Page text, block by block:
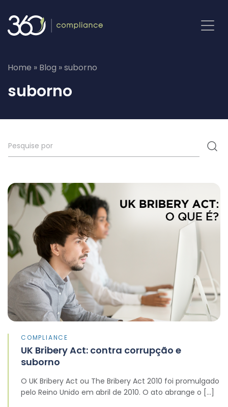
para
Home » Blog »suborno
suborno
COMPLIANCE
UK Bribery Act: contra corrupção e
suborno
O UK Bribery Act ou The Bribery Act 2010 foi promulgado
pelo Reino Unido em abril de 2010. O ato abrange o […]